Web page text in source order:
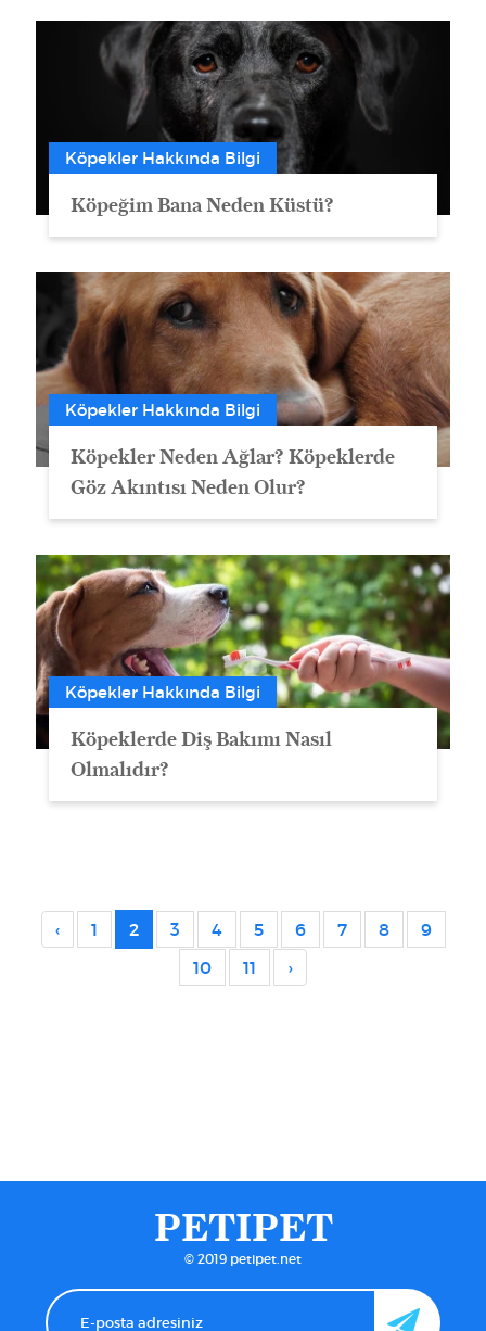
Köpekler Hakkında Bilgi
Köpeğim Bana Neden Küstü?
Köpekler Hakkında Bilgi
Köpekler Neden Ağlar? Köpeklerde
Göz Akıntısı Neden Olur?
Köpekler Hakkında Bilgi
Köpeklerde Diş Bakımı Nasıl
Olmalıdır?
‹ 1 2 3 4 5 6 7 8
9
10
11 ›
PETIPET
© 2019 petipet.net